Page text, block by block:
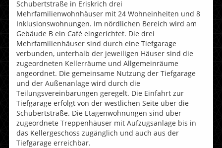
Schubertstraße in Eriskrich drei
Mehrfamilienwohnhäuser mit 24 Wohneinheiten und 8
Inklusionswohnungen. Im nördlichen Bereich wird am
Gebäude B ein Café eingerichtet. Die drei
Mehrfamilienhäuser sind durch eine Tiefgarage
verbunden, unterhalb der jeweiligen Häuser sind die
zugeordneten Kellerräume und Allgemeinräume
angeordnet. Die gemeinsame Nutzung der Tiefgarage
und der Außenanlage wird durch die
Teilungsvereinbarungen geregelt. Die Einfahrt zur
Tiefgarage erfolgt von der westlichen Seite über die
Schubertstraße. Die Etagenwohnungen sind über
zugeordnete Treppenhäuser mit Aufzugsanlage bis in
das Kellergeschoss zugänglich und auch aus der
Tiefgarage erreichbar.